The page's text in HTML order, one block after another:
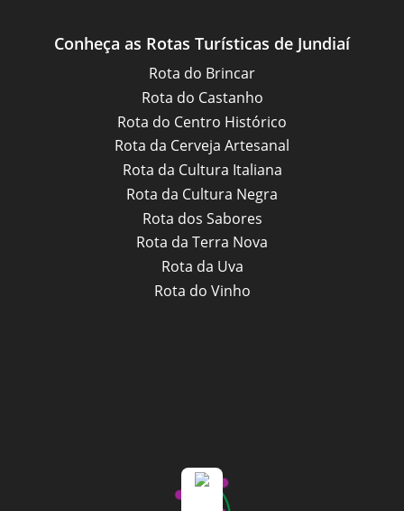
Conheça as Rotas Turísticas de Jundiaí
Rota do Brincar
Rota do Castanho
Rota do Centro Histórico
Rota da Cerveja Artesanal
Rota da Cultura Italiana
Rota da Cultura Negra
Rota dos Sabores
Rota da Terra Nova
Rota da Uva
Rota do Vinho